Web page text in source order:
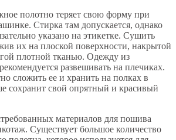
полотно теряет свою форму при
Стирка там допускается, однако
указано на этикетке. Сушить
их на плоской поверхности, накрытой
плотной тканью. Одежду из
развешивать на плечиках.
сложить ее и хранить на полках в
сохранит свой опрятный и красивый
материалов для пошива
Существует большое количество